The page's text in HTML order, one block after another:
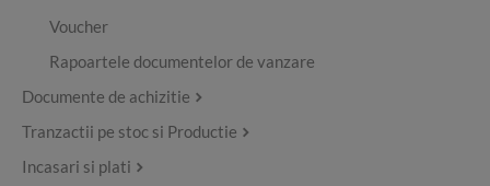
Voucher
Rapoartele documentelor de vanzare
Documente de achizitie
Tranzactii pe stoc si Productie
Incasari si plati